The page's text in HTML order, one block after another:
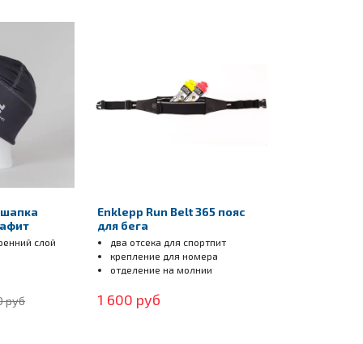
SoftShell 10000/3000 с WR
слой
руб
Enklepp Run Belt 365 пояс
для бега
два отсека для спортпит
крепление для номера
отделение на молнии
1 600 руб